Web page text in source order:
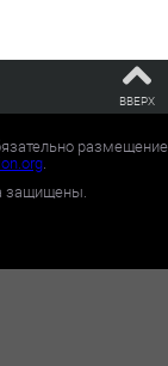
ВВЕРХ
размещение
.
защищены.